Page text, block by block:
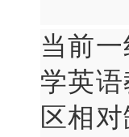
当前
学英
区相